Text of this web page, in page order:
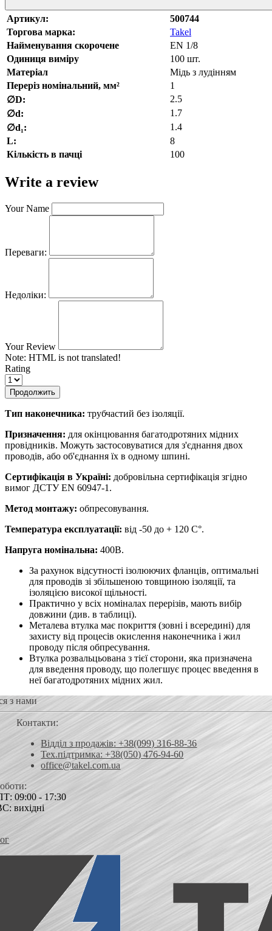
Артикул:
500744
Торгова марка:
Takel
Найменування скорочене
EN 1/8
Одиниця виміру
100 шт.
Матеріал
Мідь з лудінням
Переріз номінальний, мм²
1
∅D:
2.5
∅d:
1.7
∅d₁:
1.4
L:
8
Кількість в пачці
100
Write a review
Your Name
Переваги:
Недоліки:
Your Review
Note: HTML is not translated!
Rating
Продолжить
Тип наконечника: трубчастий без ізоляції.
Призначення: для окінцювання багатодротяних мідних
провідників. Можуть застосовуватися для з'єднання двох
проводів, або об'єднання їх в одному шпині.
Сертифікація в Україні: добровільна сертифікація згідно
вимог ДСТУ EN 60947-1.
Метод монтажу: обпресовування.
Температура експлуатації: від -50 до + 120 С°.
Напруга номінальна: 400В.
За рахунок відсутності ізолюючих фланців, оптимальні
для проводів зі збільшеною товщиною ізоляції, та
ізоляцією високої щільності.
Практично у всіх номіналах перерізів, мають вибір
довжини (див. в таблиці).
Металева втулка має покриття (зовні і всередині) для
захисту від процесів окислення наконечника і жил
проводу після обпресування.
Втулка розвальцьована з тієї сторони, яка призначена
для введення проводу, що полегшує процес введення в
неї багатодротяних мідних жил.
з нами
Контакти:
Відділ з продажів: +38(099) 316-88-36
Тех.підтримка: +38(050) 476-94-60
office@takel.com.ua
09:00 - 17:30
вихідні